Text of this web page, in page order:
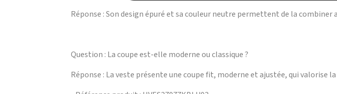
Réponse : Son design épuré et sa couleur neutre permettent de la combiner
Question : La coupe est-elle moderne ou classique ?
Réponse : La veste présente une coupe fit, moderne et ajustée, qui valorise